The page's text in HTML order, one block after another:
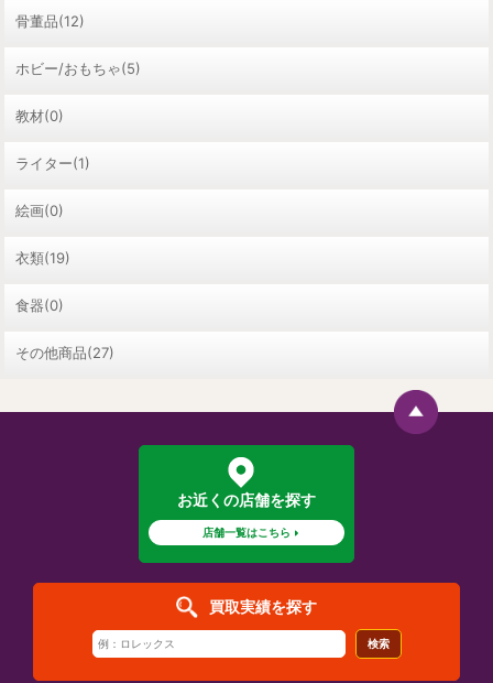
骨董品(12)
ホビー/おもちゃ(5)
教材(0)
ライター(1)
絵画(0)
衣類(19)
食器(0)
その他商品(27)
お近くの店舗を探す
店舗一覧はこちら
買取実績を探す
検索